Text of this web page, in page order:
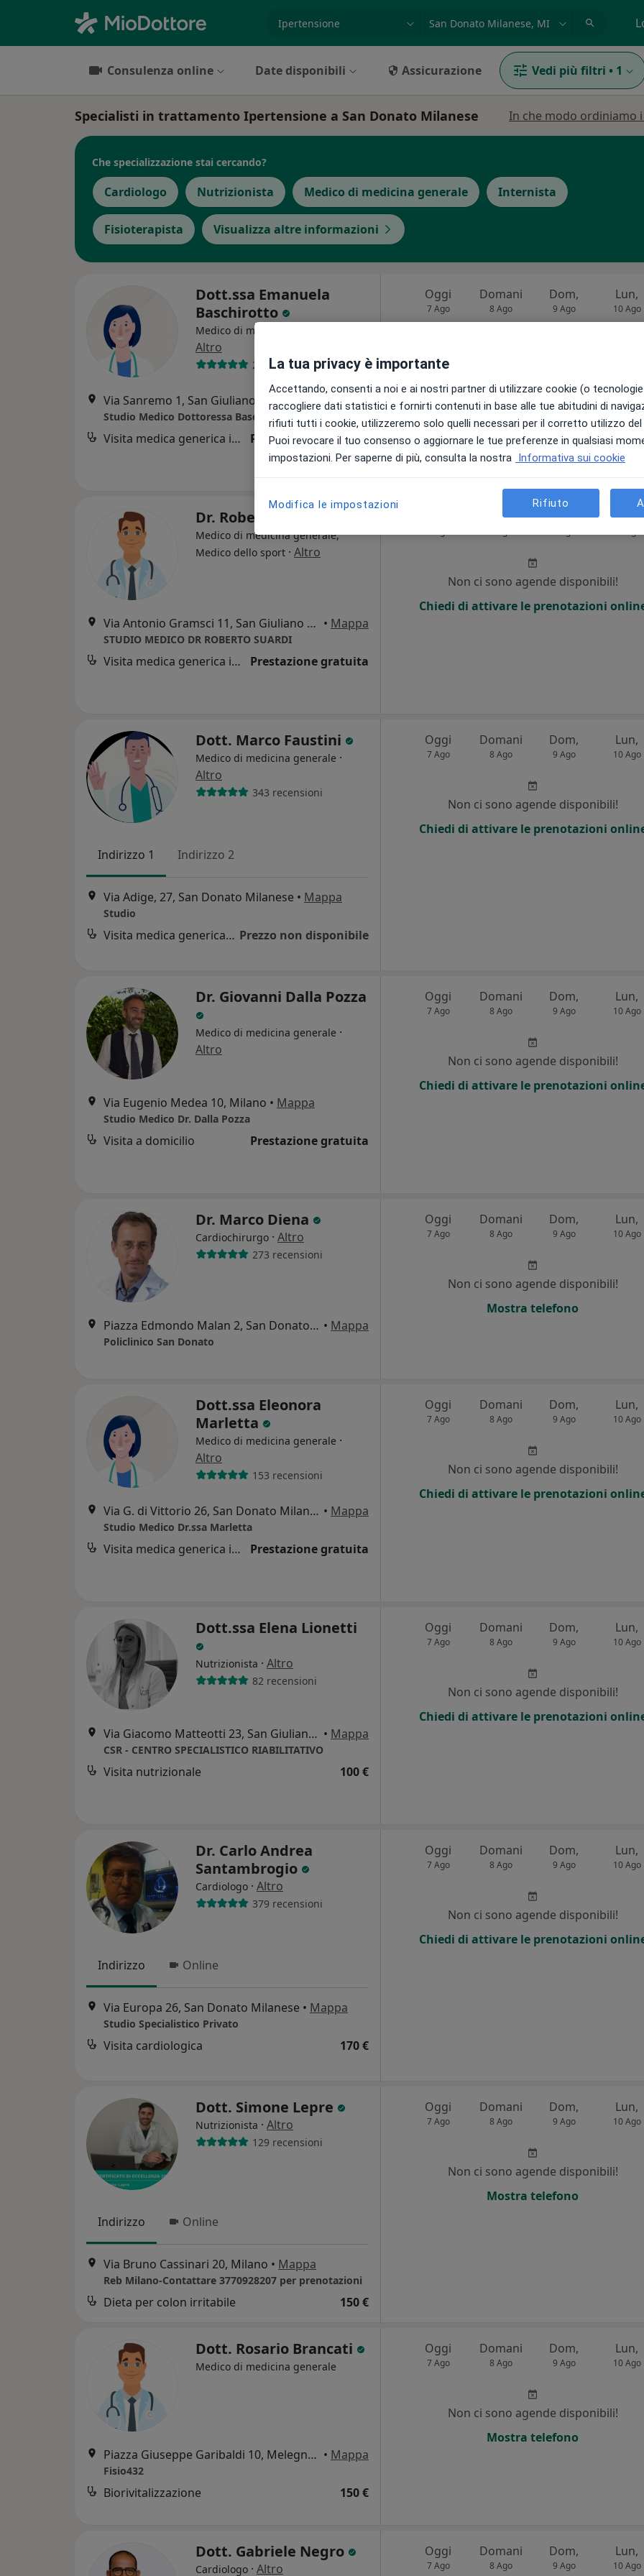
Consulenza online Date disponibili Assicurazione Vedi più filtri • 1
Specialisti in trattamento Ipertensione a San Donato Milanese In che modo ordiniamo
Che specializzazione stai cercando?
Cardiologo Nutrizionista Medico di medicina generale Internista
Fisioterapista Visualizza altre informazioni
Dott.ssa Emanuela
Baschirotto
Medico di medicina generale
Altro
233 recensioni
Via Sanremo 1, San Giuliano Milanese •Mappa
Studio Medico Dottoressa Baschirotto
Visita medica generica in CONVENZIONE Prestazione gratuita
Oggi
7 Ago
Domani
8 Ago
Dom,
9 Ago
Lun,
10 Ago
Non ci sono agende disponibili!
Chiedi di attivare le prenotazioni online
Dr. Roberto Suardi
Medico di medicina generale,
Medico dello sport · Altro
Via Antonio Gramsci 11, San Giuliano Milanese • Mappa
STUDIO MEDICO DR ROBERTO SUARDI
Visita medica generica in CONVENZIONE Prestazione gratuita
Domani Dom, Lun,
Non ci sono agende disponibili!
Chiedi di attivare le prenotazioni
Dott. Marco Faustini
Medico di medicina generale ·
Altro
343 recensioni
Indirizzo 1 Indirizzo 2
Via Adige, 27, San Donato Milanese • Mappa
Studio
Visita medica generica in CONVENZIONE Prezzo non disponibile
Oggi
7 Ago
Domani
8 Ago
Dom,
9 Ago
Lun,
10 Ago
Non ci sono agende disponibili!
Chiedi di attivare le prenotazioni
Dr. Giovanni Dalla Pozza
Medico di medicina generale ·
Altro
Via Eugenio Medea 10, Milano • Mappa
Studio Medico Dr. Dalla Pozza
Visita a domicilio Prestazione gratuita
Oggi
7 Ago
Domani
8 Ago
Dom,
9 Ago
Lun,
10 Ago
Non ci sono agende disponibili!
Chiedi di attivare le prenotazioni
Dr. Marco Diena
Cardiochirurgo · Altro
273 recensioni
Piazza Edmondo Malan 2, San Donato Milanese • Mappa
Policlinico San Donato
Oggi
7 Ago
Domani
8 Ago
Dom,
9 Ago
Lun,
10 Ago
Non ci sono agende disponibili!
Mostra telefono
Dott.ssa Eleonora
Marletta
Medico di medicina generale ·
Altro
153 recensioni
Via G. di Vittorio 26, San Donato Milanese • Mappa
Studio Medico Dr.ssa Marletta
Visita medica generica in CONVENZIONE Prestazione gratuita
Oggi
7 Ago
Domani
8 Ago
Dom,
9 Ago
Lun,
10 Ago
Non ci sono agende disponibili!
Chiedi di attivare le prenotazioni
Dott.ssa Elena Lionetti
Nutrizionista · Altro
82 recensioni
Via Giacomo Matteotti 23, San Giuliano Milanese • Mappa
CSR - CENTRO SPECIALISTICO RIABILITATIVO
Visita nutrizionale 100 €
Oggi
7 Ago
Domani
8 Ago
Dom,
9 Ago
Lun,
10 Ago
Non ci sono agende disponibili!
Chiedi di attivare le prenotazioni
Dr. Carlo Andrea
Santambrogio
Cardiologo · Altro
379 recensioni
Indirizzo Online
Via Europa 26, San Donato Milanese • Mappa
Studio Specialistico Privato
Visita cardiologica 170 €
Oggi
7 Ago
Domani
8 Ago
Dom,
9 Ago
Lun,
10 Ago
Non ci sono agende disponibili!
Chiedi di attivare le prenotazioni
Dott. Simone Lepre
Nutrizionista · Altro
129 recensioni
Indirizzo Online
Via Bruno Cassinari 20, Milano • Mappa
Reb Milano-Contattare 3770928207 per prenotazioni
Dieta per colon irritabile 150 €
Oggi
7 Ago
Domani
8 Ago
Dom,
9 Ago
Lun,
10 Ago
Non ci sono agende disponibili!
Mostra telefono
Dott. Rosario Brancati
Medico di medicina generale
Piazza Giuseppe Garibaldi 10, Melegnano • Mappa
Fisio432
Biorivitalizzazione 150 €
Oggi
7 Ago
Domani
8 Ago
Dom,
9 Ago
Lun,
10 Ago
Non ci sono agende disponibili!
Mostra telefono
Dott. Gabriele Negro
Cardiologo · Altro
Oggi
7 Ago
Domani
8 Ago
Dom,
9 Ago
Lun,
10 Ago
La tua privacy è importante
Accettando, consenti a noi e ai nostri partner di utilizzare cookie (o
raccogliere dati statistici e fornirti contenuti in base alle tue abitudini di
rifiuti tutti i cookie, utilizzeremo solo quelli necessari per il corretto utilizzo
Puoi revocare il tuo consenso o aggiornare le tue preferenze in qualsiasi
impostazioni. Per saperne di più, consulta la nostra Informativa sui cookie
Modifica le impostazioni Rifiuto